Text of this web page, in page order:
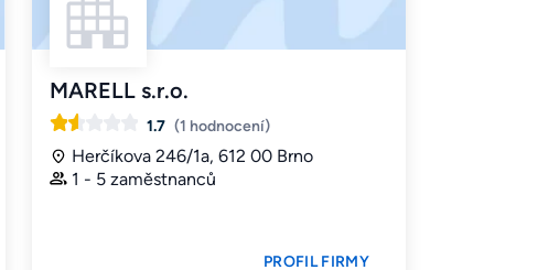
MARELL s.r.o.
1.7 (1 hodnocení)
Herčíkova 246/1a, 612 00 Brno
1 - 5 zaměstnanců
PROFIL FIRMY